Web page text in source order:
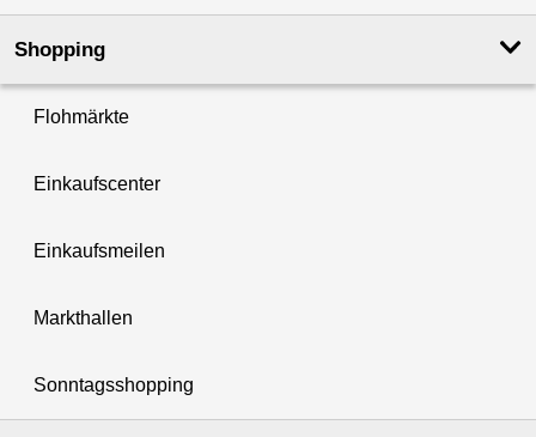
Shopping
Flohmärkte
Einkaufscenter
Einkaufsmeilen
Markthallen
Sonntagsshopping